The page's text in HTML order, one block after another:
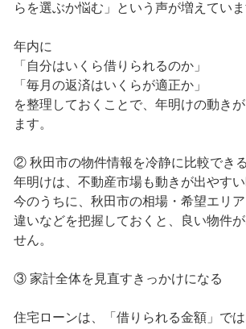
らを選ぶか悩む」という声が増えていま
年内に
「自分はいくら借りられるのか」
「毎月の返済はいくらが適正か」
を整理しておくことで、年明けの動き
ます。
② 秋田市の物件情報を冷静に比較できる
年明けは、不動産市場も動きが出やすい
今のうちに、秋田市の相場・希望エリ
違いなどを把握しておくと、良い物件
せん。
③ 家計全体を見直すきっかけになる
住宅ローンは、「借りられる金額」では